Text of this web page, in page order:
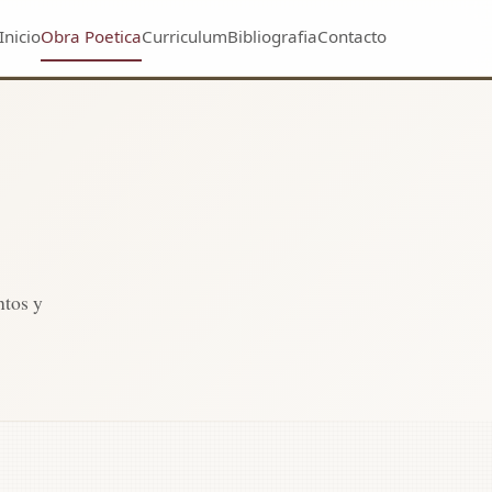
InicioObra PoeticaCurriculumBibliografiaContacto
y